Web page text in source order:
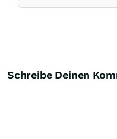
Schreibe Deinen